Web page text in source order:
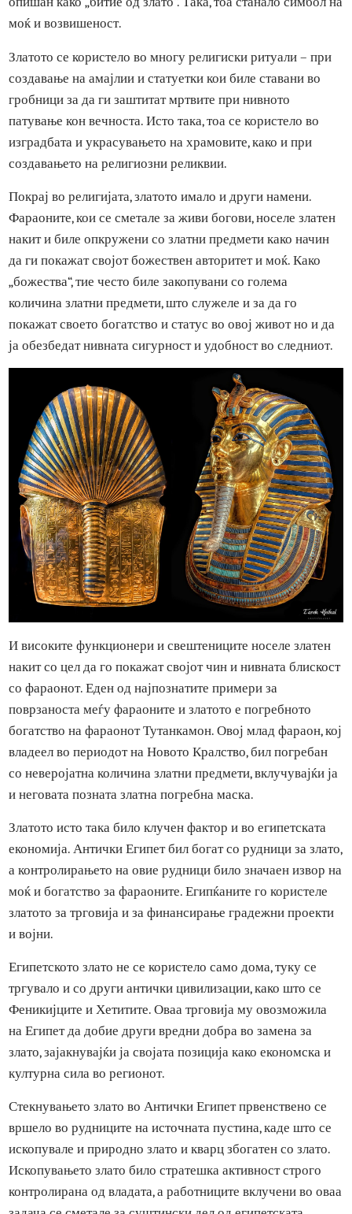
Ра, кој бил еден од најпочитуваните божества, бил
опишан како „битие од злато“. Така, тоа станало симбол
моќ и возвишеност.
Златото се користело во многу религиски ритуали – при
создавање на амајлии и статуетки кои биле ставани во
гробници за да ги заштитат мртвите при нивното
создавањето на религиозни реликвии.
Покрај во религијата, златото имало и други намени.
Фараоните, кои се сметале за живи богови, носеле
накит и биле опкружени со златни предмети како начин
да ги покажат својот божествен авторитет и моќ. Како
„божества“, тие често биле закопувани со голема
количина златни предмети, што служеле и за да го
покажат своето богатство и статус во овој живот но и да
ја обезбедат нивната сигурност и удобност во следниот.
И високите функционери и свештениците носеле златен
накит со цел да го покажат својот чин и нивната
со фараонот. Еден од најпознатите примери за
поврзаноста меѓу фараоните и златото е погребното
богатство на фараонот Тутанкамон. Овој млад фараон,
владеел во периодот на Новото Кралство, бил погребан
со неверојатна количина златни предмети, вклучувајќи
и неговата позната златна погребна маска.
Златото исто така било клучен фактор и во египетската
економија. Антички Египет бил богат со рудници за
а контролирањето на овие рудници било значаен извор
моќ и богатство за фараоните. Египќаните го користеле
златото за трговија и за финансирање градежни проекти
и војни.
Египетското злато не се користело само дома, туку се
тргувало и со други антички цивилизации, како што се
на Египет да добие други вредни добра во замена за
злато, зајакнувајќи ја својата позиција како економска и
културна сила во регионот.
Стекнувањето злато во Антички Египет првенствено се